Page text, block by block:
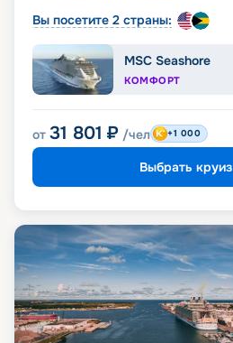
Вы посетите 2 страны:
MSC Seashore
КОМФОРТ
от 31 801 ₽ /чел +1 000
Выбрать круиз